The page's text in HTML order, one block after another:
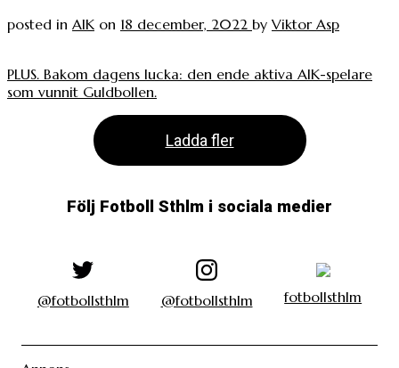
posted in AIK on 18 december, 2022 by Viktor Asp
PLUS. Bakom dagens lucka: den ende aktiva AIK-spelare
som vunnit Guldbollen.
Ladda fler
Följ Fotboll Sthlm i sociala medier
@fotbollsthlm @fotbollsthlm fotbollsthlm